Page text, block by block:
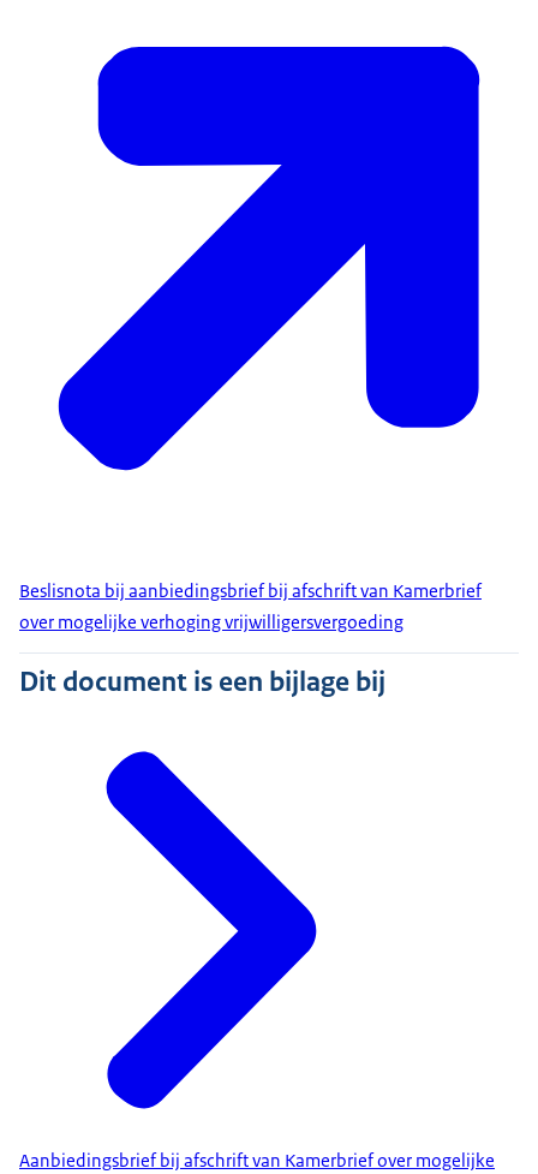
Beslisnota bij aanbiedingsbrief bij afschrift van Kamerbrief
over mogelijke verhoging vrijwilligersvergoeding
Dit document is een bijlage bij
Aanbiedingsbrief bij afschrift van Kamerbrief over mogelijke